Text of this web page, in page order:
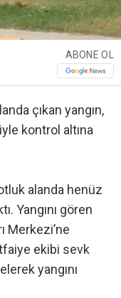
ABONE OL
çıkan yangın,
kontrol altına
alanda henüz
Yangını gören
Merkezi’ne
ekibi sevk
yangını